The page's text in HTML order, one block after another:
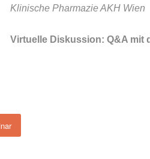
Klinische Pharmazie AKH Wien
Virtuelle Diskussion: Q&A mit